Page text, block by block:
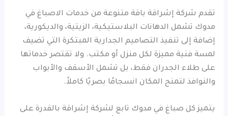
تقدم شركة إشراقة باقة متنوعة من خدمات الاصباغ في
مدوك تشمل الدهانات البلاستيكية، الزيتية، والديكورية،
إضافة إلى تنفيذ التصاميم الجدارية المبتكرة التي تضيف
لمسة فنية مميزة لكل منزل أو مكتب. ولا تقتصر خدماتها
على طلاء الجدران فقط، بل تشمل الأسقف والأبواب
والنوافذ لتمنح المكان انسجامًا بصريًا كاملاً.
يتميز كل صباغ في مدوك تابع لشركة إشراقة بالقدرة على